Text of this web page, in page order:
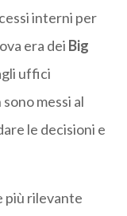
interni per
era dei Big
uffici
messi al
le decisioni e
più rilevante